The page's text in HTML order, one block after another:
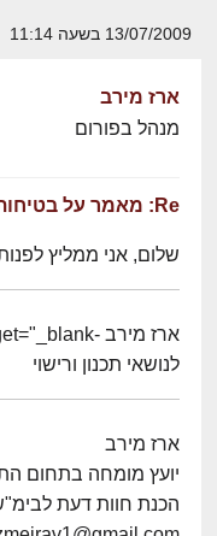
13/07/2009 בשעה 11:14
ארז מירב
מנהל בפורום
Re: מאמר על בטיחות: דלתות, מסדרונות, סורגים
שלום, אני ממליץ
לנושאי תכנון ורישוי
ארז מירב
יועץ מומחה בתחום
הכנת חוות דעת לבימ"ש